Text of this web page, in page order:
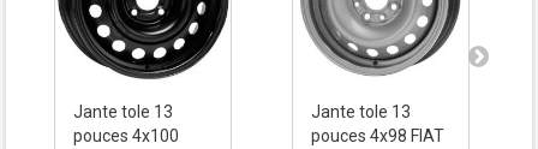
Jante tole 13
pouces 4x100
Jante tole 13
pouces 4x98 FIAT